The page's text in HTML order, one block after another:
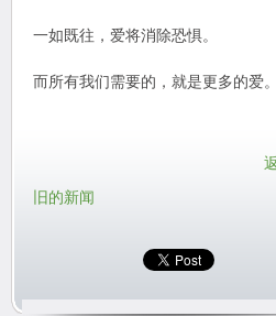
一如既往，爱将消除恐惧。
而所有我们需要的，就是更多的爱。
旧的新闻